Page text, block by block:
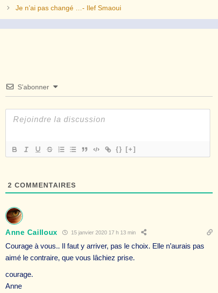
Je n’ai pas changé …- Ilef Smaoui
S’abonner
{} [+]
2 COMMENTAIRES
Anne Cailloux 15 janvier 2020 17 h 13 min
Courage à vous.. Il faut y arriver, pas le choix. Elle n’aurais pas
aimé le contraire, que vous lâchiez prise.
courage.
Anne